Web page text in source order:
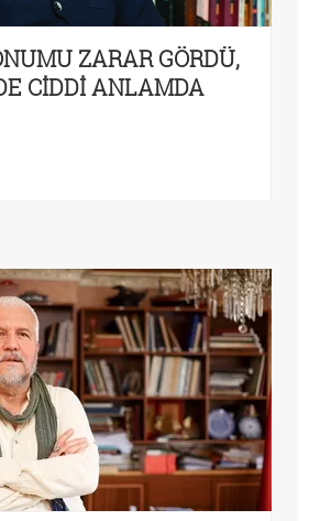
ZARAR GÖRDÜ,
CİDDİ ANLAMDA